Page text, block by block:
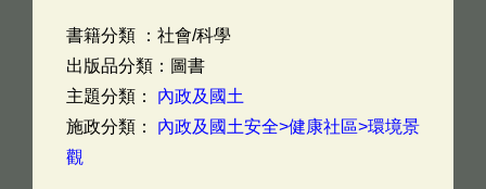
書籍分類 ：社會/科學
出版品分類：圖書
主題分類： 內政及國土
施政分類： 內政及國土安全>健康社區>環境景
觀